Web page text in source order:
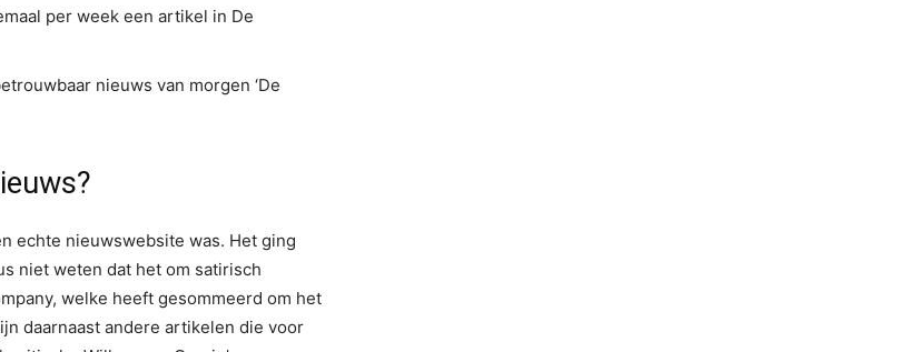
per week een artikel in De
nieuws van morgen ‘De
echte nieuwswebsite was. Het ging
niet weten dat het om satirisch
welke heeft gesommeerd om het
daarnaast andere artikelen die voor